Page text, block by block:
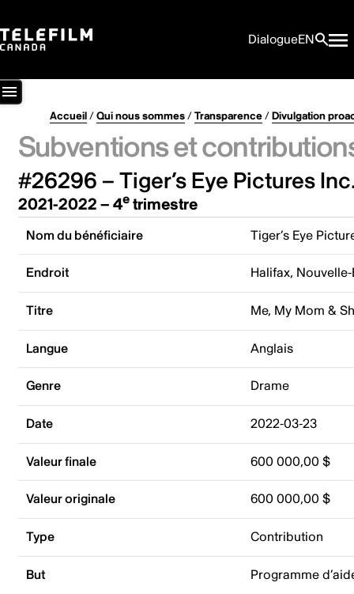
DialogueEN
Accueil/Qui nous sommes/Transparence/Divulgation
Subventions et
#26296 – Tiger’s Eye Pictures
2021-2022 – 4etrimestre
Nom du bénéficiaire Tiger’s Eye
Endroit Halifax,
Titre Me, My Mom &
Langue Anglais
Genre Drame
Date 2022-03-23
Valeur finale 600 000,00 $
Valeur originale 600 000,00 $
Type Contribution
But Programme